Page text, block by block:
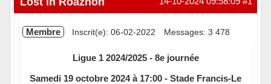
Membre Inscrit(e): 06-02-2022 Messages: 3 478
Ligue 1 2024/2025 - 8e journée
Samedi 19 octobre 2024 à 17:00 - Stade Francis-Le